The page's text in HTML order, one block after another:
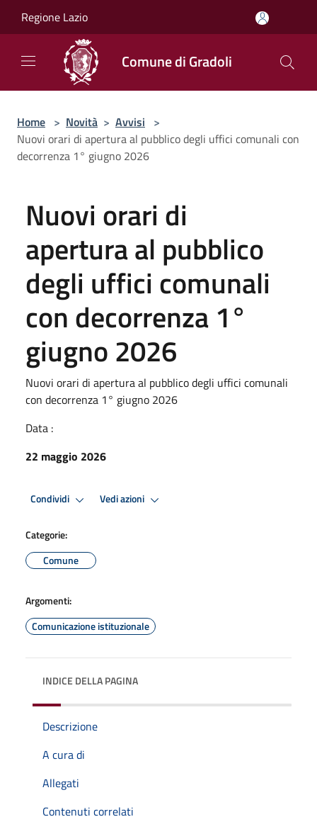
Regione Lazio
Comune di Gradoli
Home > Novità > Avvisi >
Nuovi orari di apertura al pubblico degli uffici comunali con
decorrenza 1° giugno 2026
Nuovi orari di
apertura al pubblico
degli uffici comunali
con decorrenza 1°
giugno 2026
Nuovi orari di apertura al pubblico degli uffici comunali
con decorrenza 1° giugno 2026
Data :
22 maggio 2026
Condividi Vedi azioni
Categorie:
Comune
Argomenti:
Comunicazione istituzionale
INDICE DELLA PAGINA
Descrizione
A cura di
Allegati
Contenuti correlati